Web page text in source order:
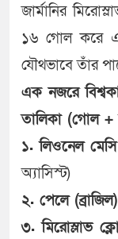
জার্মানির
১৬ গোল করে
যৌথভাবে তাঁর
এক নজরে
তালিকা (গোল +
১. লিওনেল মেসি
অ্যাসিস্ট)
২. পেলে
৩. মিরোস্লাভ